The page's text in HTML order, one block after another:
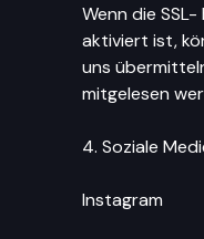
Wenn die
aktiviert ist,
uns
mitgelesen
4. Soziale
Instagram